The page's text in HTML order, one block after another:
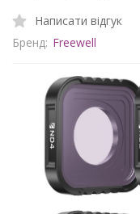
Написати відгук
Бренд: Freewell